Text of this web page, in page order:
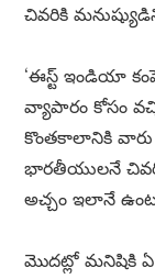
చివరికి
‘ఈస్ట్ ఇండియా
వ్యాపారం కోసం
కొంతకాలానికి వారు
భారతీయులనే
అచ్చం ఇలానే
మొదట్లో మనిషికి